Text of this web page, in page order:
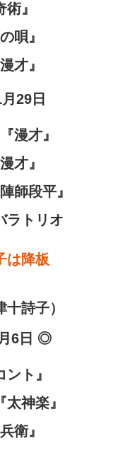
』
唄』
漫才』
29日
漫才』
漫才』
師段平』
ラトリオ
は降板
詩子）
6日 ◎
ト』
神楽』
衛』